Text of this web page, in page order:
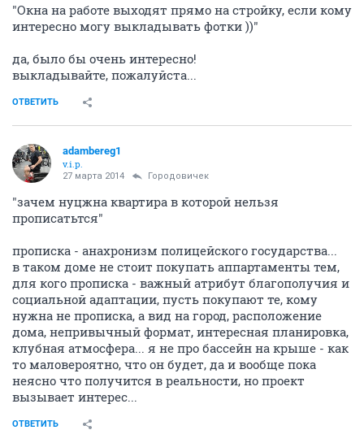
"Окна на работе выходят прямо на стройку, если кому
интересно могу выкладывать фотки ))"
да, было бы очень интересно!
выкладывайте, пожалуйста...
ОТВЕТИТЬ
adambereg1
v.i.p.
27 марта 2014 Городовичек
"зачем нуцжна квартира в которой нельзя
прописатьтся"
прописка - анахронизм полицейского государства...
в таком доме не стоит покупать аппартаменты тем,
для кого прописка - важный атрибут благополучия и
социальной адаптации, пусть покупают те, кому
нужна не прописка, а вид на город, расположение
дома, непривычный формат, интересная планировка,
клубная атмосфера... я не про бассейн на крыше - как
то маловероятно, что он будет, да и вообще пока
неясно что получится в реальности, но проект
вызывает интерес...
ОТВЕТИТЬ